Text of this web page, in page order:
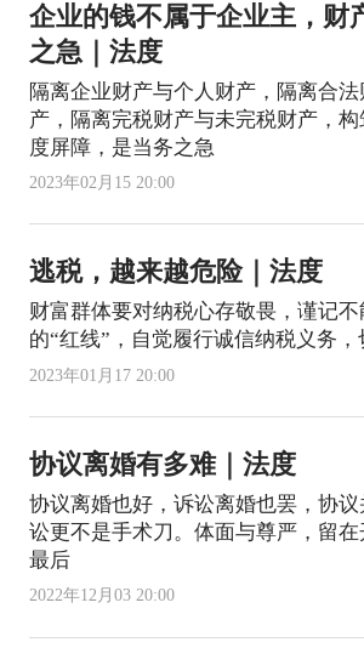
企业的钱不属于企业主，财
之急｜法度
隔离企业财产与个人财产，隔离合
产，隔离完税财产与未完税财产，构
度屏障，是当务之急
2023年02月15 20:00
逃税，越来越危险｜法度
财富群体要对纳税心存敬畏，谨记
的“红线”，自觉履行诚信纳税义务
2023年01月17 20:00
协议离婚有多难｜法度
协议离婚也好，诉讼离婚也罢，协
讼更不是手术刀。体面与尊严，留在
最后
2022年12月03 20:00